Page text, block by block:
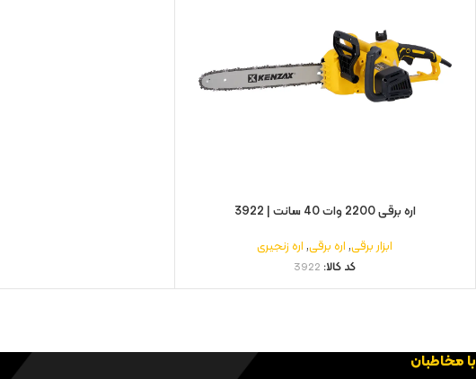
اره برقی 2200 وات 40 سانت | 3922
ابزار برقی,اره برقی,اره زنجیری
کد کالا: 3922
با مخاطبان